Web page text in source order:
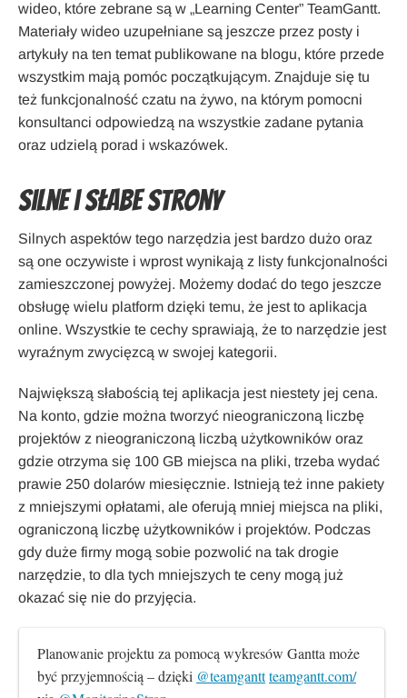
wideo, które zebrane są w „Learning Center” TeamGantt.
Materiały wideo uzupełniane są jeszcze przez posty i
artykuły na ten temat publikowane na blogu, które przede
wszystkim mają pomóc początkującym. Znajduje się tu
też funkcjonalność czatu na żywo, na którym pomocni
konsultanci odpowiedzą na wszystkie zadane pytania
oraz udzielą porad i wskazówek.
Silne i słabe strony
Silnych aspektów tego narzędzia jest bardzo dużo oraz
są one oczywiste i wprost wynikają z listy funkcjonalności
zamieszczonej powyżej. Możemy dodać do tego jeszcze
obsługę wielu platform dzięki temu, że jest to aplikacja
online. Wszystkie te cechy sprawiają, że to narzędzie jest
wyraźnym zwycięzcą w swojej kategorii.
Największą słabością tej aplikacja jest niestety jej cena.
Na konto, gdzie można tworzyć nieograniczoną liczbę
projektów z nieograniczoną liczbą użytkowników oraz
gdzie otrzyma się 100 GB miejsca na pliki, trzeba wydać
prawie 250 dolarów miesięcznie. Istnieją też inne pakiety
z mniejszymi opłatami, ale oferują mniej miejsca na pliki,
ograniczoną liczbę użytkowników i projektów. Podczas
gdy duże firmy mogą sobie pozwolić na tak drogie
narzędzie, to dla tych mniejszych te ceny mogą już
okazać się nie do przyjęcia.
Planowanie projektu za pomocą wykresów Gantta może
być przyjemnością – dzięki @teamganttteamgantt.com/